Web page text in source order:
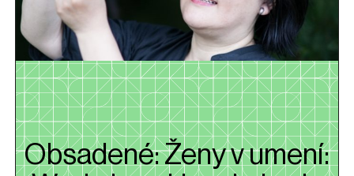
Obsadené: Ženy v umení: